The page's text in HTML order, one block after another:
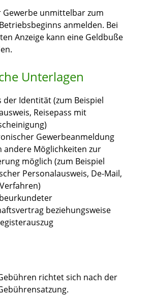
Gewerbe unmittelbar zum
anmelden. Bei
Anzeige kann eine Geldbuße
Unterlagen
der Identität (zum Beispiel
Reisepass mit
Gewerbeanmeldung
andere Möglichkeiten zur
möglich (zum Beispiel
Personalausweis, De-Mail,
beziehungsweise
richtet sich nach der